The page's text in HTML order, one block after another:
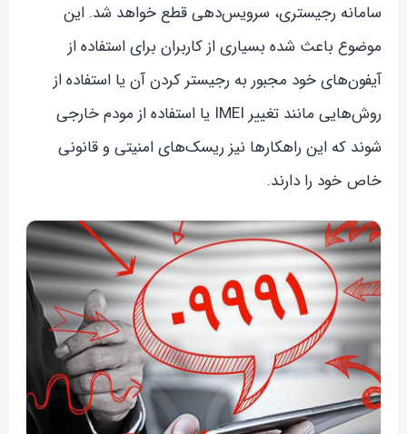
سامانه رجیستری، سرویس‌دهی قطع خواهد شد. این
موضوع باعث شده بسیاری از کاربران برای استفاده از
آیفون‌های خود مجبور به رجیستر کردن آن یا استفاده از
روش‌هایی مانند تغییر IMEI یا استفاده از مودم خارجی
شوند که این راهکارها نیز ریسک‌های امنیتی و قانونی
خاص خود را دارند.